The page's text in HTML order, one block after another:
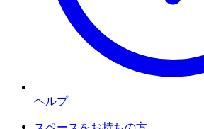
ヘルプ